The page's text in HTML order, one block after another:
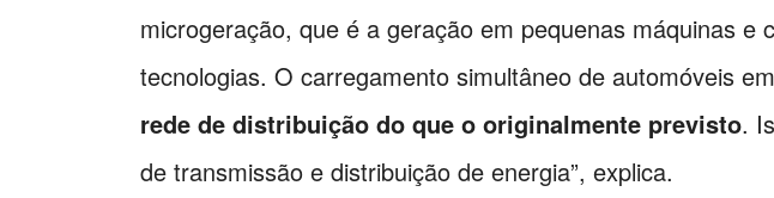
microgeração, que é a geração em pequenas máquinas
tecnologias. O carregamento simultâneo de automóveis
rede de distribuição do que o originalmente previsto.
de transmissão e distribuição de energia”, explica.